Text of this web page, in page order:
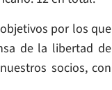
por los que
de la libertad de
socios, con